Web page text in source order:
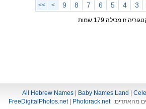
3
4
5
6
7
8
9
>
>>
זו מכילה 179 שמות
All Hebrew Names Baby Names Land
מהאתרים:
FreeDigitalPhotos.net| Photorack.net